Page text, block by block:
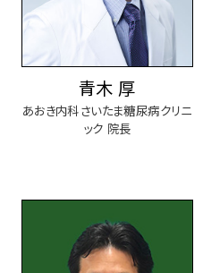
青木 厚
あおき内科さいたま糖尿病クリニ
ック 院長